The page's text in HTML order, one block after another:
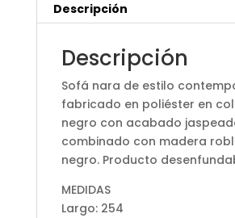
Descripción
Descripción
Sofá nara de estilo
fabricado en poliéster en
negro con acabado
combinado con madera
negro. Producto
MEDIDAS
Largo: 254